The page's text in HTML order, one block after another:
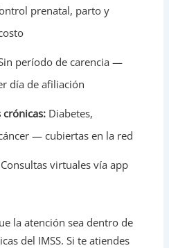
prenatal, parto y
período de carencia —
día de afiliación
crónicas: Diabetes,
— cubiertas en la red
Consultas virtuales vía app
la atención sea dentro de
del IMSS. Si te atiendes